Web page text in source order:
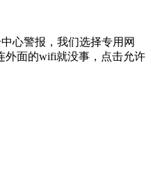
心警报，我们选择专用网
外面的wifi就没事，点击允许